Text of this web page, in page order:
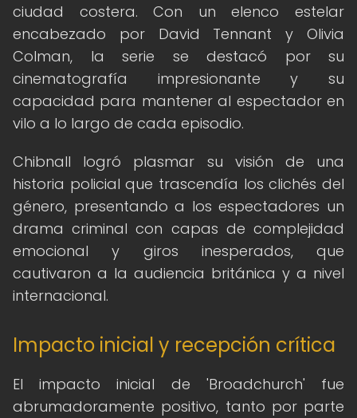
ciudad costera. Con un elenco estelar
encabezado por David Tennant y Olivia
Colman, la serie se destacó por su
cinematografía impresionante y su
capacidad para mantener al espectador en
vilo a lo largo de cada episodio.
Chibnall logró plasmar su visión de una
historia policial que trascendía los clichés del
género, presentando a los espectadores un
drama criminal con capas de complejidad
emocional y giros inesperados, que
cautivaron a la audiencia británica y a nivel
internacional.
Impacto inicial y recepción crítica
El impacto inicial de 'Broadchurch' fue
abrumadoramente positivo, tanto por parte